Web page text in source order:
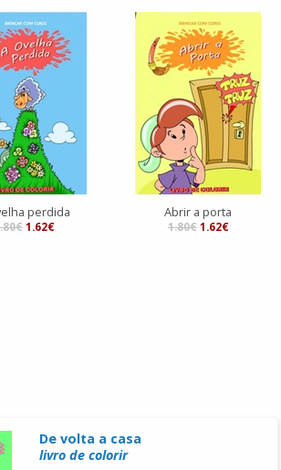
perdida
1.62€
Abrir a porta
1.80€ 1.62€
De volta a casa
livro de colorir